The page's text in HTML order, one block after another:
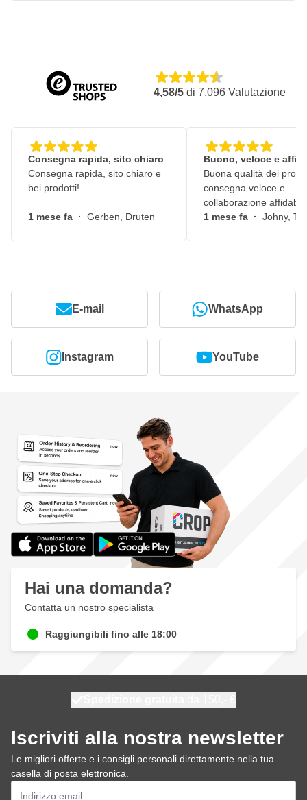
4,58/5 di 7.096 Valutazione
Consegna rapida, sito chiaro
Consegna rapida, sito chiaro e
bei prodotti!
1 mese fa · Gerben, Druten
Buono, veloce e
Buona qualità dei
consegna veloce e
collaborazione
1 mese fa · Johny,
E-mail WhatsApp
Instagram YouTube
Hai una domanda?
Contatta un nostro specialista
Raggiungibili fino alle 18:00
Iscriviti alla nostra newsletter
Le migliori offerte e i consigli personali direttamente nella tua
casella di posta elettronica.